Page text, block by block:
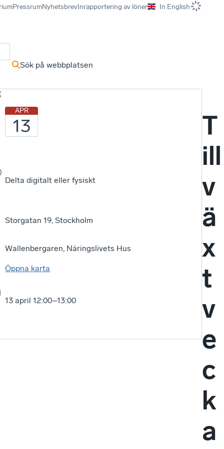
PressrumNyhetsbrevInrapportering av löner In English
Sök på webbplatsen
T
ill
v
ä
x
t
v
e
c
k
a
APR
13
Delta digitalt eller fysiskt
Storgatan 19, Stockholm
Wallenbergaren, Näringslivets Hus
Öppna karta
13 april 12:00–13:00